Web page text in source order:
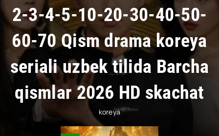
2-3-4-5-10-20-30-40-50-
60-70 Qism drama koreya
seriali uzbek tilida Barcha
qismlar 2026 HD skachat
koreya